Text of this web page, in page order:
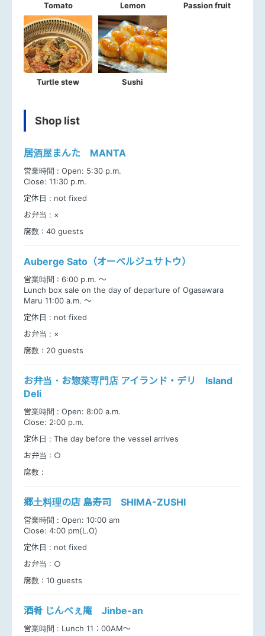
Tomato Lemon Passion fruit
Turtle stew Sushi
Shop list
居酒屋まんた MANTA
営業時間 : Open: 5:30 p.m.
Close: 11:30 p.m.
定休日 : not fixed
お弁当 : ×
席数 : 40 guests
Auberge Sato（オーベルジュサトウ）
営業時間 : 6:00 p.m. ～
Lunch box sale on the day of departure of Ogasawara
Maru 11:00 a.m. ～
定休日 : not fixed
お弁当 : ×
席数 : 20 guests
お弁当・お惣菜専門店 アイランド・デリ Island
Deli
営業時間 : Open: 8:00 a.m.
Close: 2:00 p.m.
定休日 : The day before the vessel arrives
お弁当 : ○
席数 :
郷土料理の店 島寿司 SHIMA-ZUSHI
営業時間 : Open: 10:00 am
Close: 4:00 pm(L.O)
定休日 : not fixed
お弁当 : ○
席数 : 10 guests
酒肴 じんべぇ庵 Jinbe-an
営業時間 : Lunch 11：00AM～